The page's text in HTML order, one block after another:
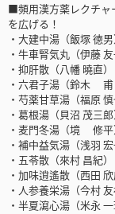
■頻用漢方薬レクチ
を広げる！
・大建中湯（飯塚 徳男
・牛車腎気丸（伊藤 友
・抑肝散（八幡 曉直）
・六君子湯（鈴木 甫
・芍薬甘草湯（福原 慎
・葛根湯（貝沼 茂三郎
・麦門冬湯（境 修平
・補中益気湯（浅羽 宏
・五苓散（來村 昌紀）
・加味逍遙散（西田 欣
・人参養栄湯（今村 友
・半夏瀉心湯（米永 一